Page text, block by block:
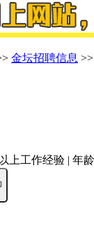
金坛招聘信息 >>
上工作经验 | 年